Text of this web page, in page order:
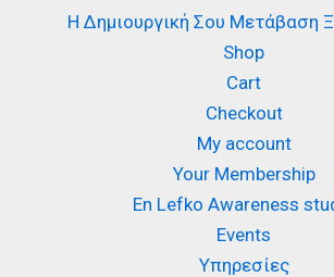
Η Δημιουργική Σου Μετάβαση
Shop
Cart
Checkout
My account
Your Membership
En Lefko Awareness
Events
Υπηρεσίες